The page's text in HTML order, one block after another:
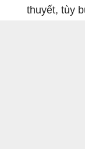
thuyết, tùy